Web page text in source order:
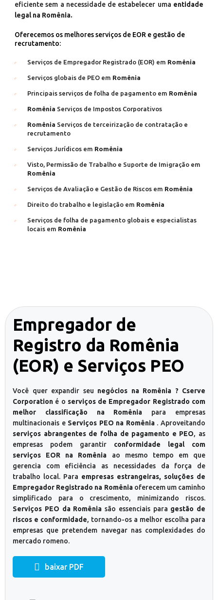
eficiente sem a necessidade de estabelecer uma entidade
legal na Romênia.
Oferecemos os melhores serviços de EOR e gestão de
recrutamento:
Serviços de Empregador Registrado (EOR) em Romênia
Serviços globais de PEO em Romênia
Principais serviços de folha de pagamento em Romênia
Romênia Serviços de Impostos Corporativos
Romênia Serviços de terceirização de contratação e
recrutamento
Serviços Jurídicos em Romênia
Visto, Permissão de Trabalho e Suporte de Imigração em
Romênia
Serviços de Avaliação e Gestão de Riscos em Romênia
Direito do trabalho e legislação em Romênia
Serviços de folha de pagamento globais e especialistas
locais em Romênia
Empregador de
Registro da Romênia
(EOR) e Serviços PEO
Você quer expandir seu negócios na Romênia ? Cserve
Corporation é o serviços de Empregador Registrado com
melhor classificação na Romênia para empresas
multinacionais e Serviços PEO na Romênia. Aproveitando
serviços abrangentes de folha de pagamento e PEO, as
empresas podem garantir conformidade legal com
serviços EOR na Romênia ao mesmo tempo em que
gerencia com eficiência as necessidades da força de
trabalho local. Para empresas estrangeiras, soluções de
Empregador Registrado na Romêniaoferecem um caminho
simplificado para o crescimento, minimizando riscos.
Serviços PEO da Romênia são essenciais para gestão de
riscos e conformidade, tornando-os a melhor escolha para
empresas que pretendem navegar nas complexidades do
mercado romeno.
baixar PDF